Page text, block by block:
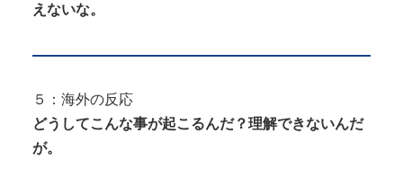
えないな。
５：海外の反応
どうしてこんな事が起こるんだ？理解できないんだ
が。